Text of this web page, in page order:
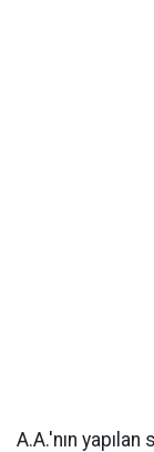
A.A.'nın yapılan